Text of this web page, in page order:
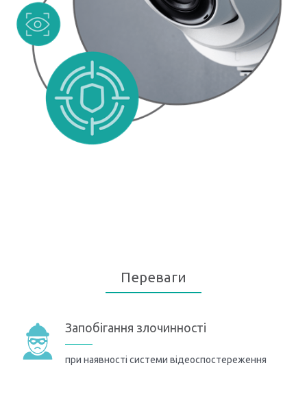
Переваги
Запобігання злочинності
при наявності системи відеоспостереження